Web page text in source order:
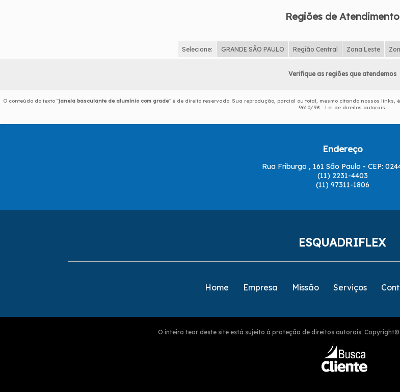
Regiões de Atendimento
Selecione: GRANDE SÃO PAULO Região Central Zona Leste
Verifique as regiões que atendemos
O conteúdo do texto "janela basculante de alumínio com grade" é de direito reservado. Sua reprodução, parcial ou total, mesmo citando nossos
9610/98 - Lei de direitos autorais.
Endereço
Rua Friburgo , 161 São Paulo - CEP:
(11) 2231-4403
(11) 97311-1806
ESQUADRIFLEX
Home Empresa Missão Serviços
O inteiro teor deste site está sujeito à proteção de direitos autorais. Copyright©